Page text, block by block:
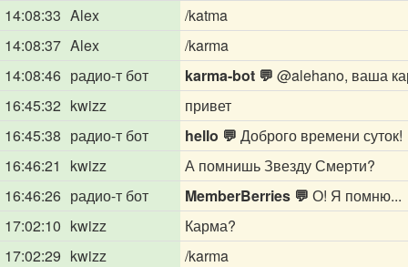
14:08:33 Alex
/katma
14:08:37 Alex
/karma
14:08:46 радио-т бот karma-bot 💬 @alehano, ваша
16:45:32 kwizz
привет
16:45:38 радио-т бот hello 💬 Доброго времени суток!
16:46:21
kwizz
А помнишь Звезду Смерти?
16:46:26 радио-т бот MemberBerries 💬 О! Я помню...
17:02:10 kwizz
Карма?
17:02:29 kwizz
/karma